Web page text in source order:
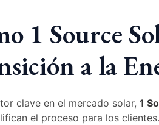
1 Source
a la
clave en el mercado solar, 1
el proceso para los